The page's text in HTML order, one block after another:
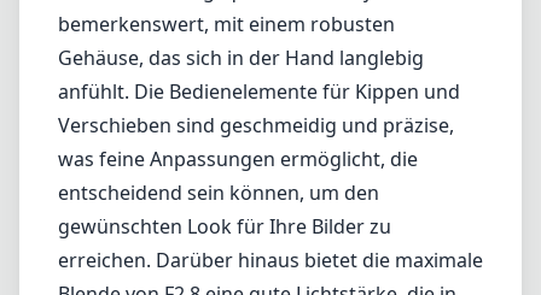
Preis prüfen bei Amazon1
Das Hartblei Superrotator 80mm F2.8 IF TS ist ein einzigartiges
Objektiv, das speziell für Fotografen entwickelt wurde, die die
Möglichkeiten der Tilt-Shift-Fotografie mit einer Nikon F (DX)-
Bajonettkamera erkunden möchten. Dieses Objektiv richtet sich
die Perspektive und Schärfentiefe kontrollieren möchten.